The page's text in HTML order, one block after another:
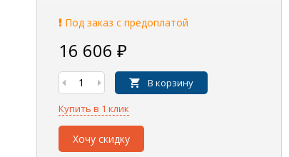
Под заказ с предоплатой
16 606 ₽
В корзину
Купить в 1 клик
Хочу скидку